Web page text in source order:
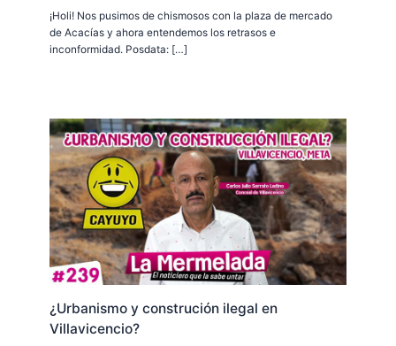
¡Holi! Nos pusimos de chismosos con la plaza de mercado
de Acacías y ahora entendemos los retrasos e
inconformidad. Posdata: […]
¿Urbanismo y construción ilegal en
Villavicencio?